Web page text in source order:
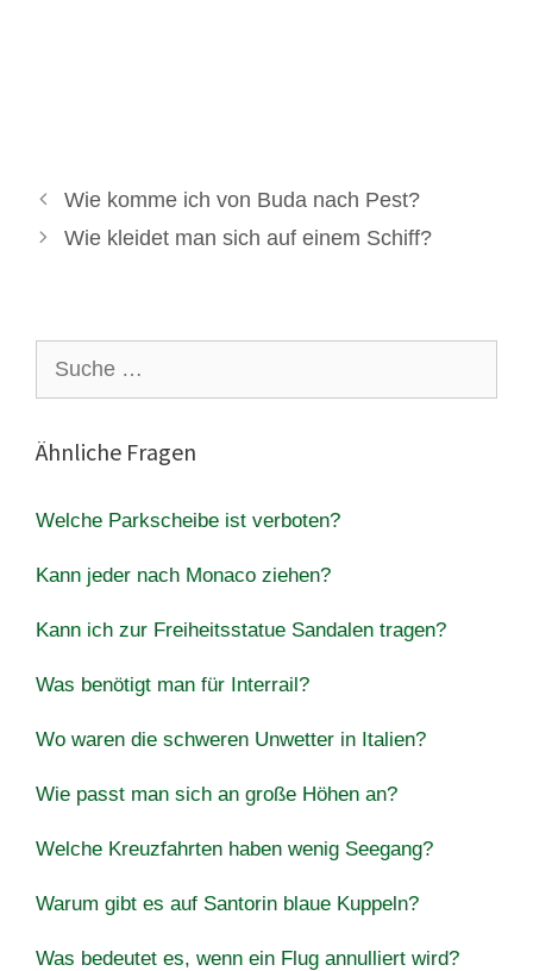
Wie komme ich von Buda nach Pest?
Wie kleidet man sich auf einem Schiff?
nach:
Ähnliche Fragen
Welche Parkscheibe ist verboten?
Kann jeder nach Monaco ziehen?
Kann ich zur Freiheitsstatue Sandalen tragen?
Was benötigt man für Interrail?
Wo waren die schweren Unwetter in Italien?
Wie passt man sich an große Höhen an?
Welche Kreuzfahrten haben wenig Seegang?
Warum gibt es auf Santorin blaue Kuppeln?
Was bedeutet es, wenn ein Flug annulliert wird?